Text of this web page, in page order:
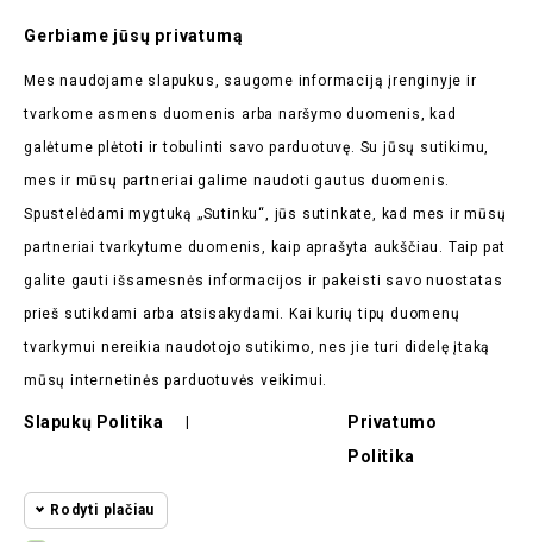
Prenumeruokite Mūsų
Naujienlaiškį
Pirmieji sužinokite apie mūsų naujienas bei taikomas
Parduotuvės Informacija
Prekės
Gerbiame jūsų privatumą
Mes naudojame slapukus, saugome informaciją įrenginyje ir
tvarkome asmens duomenis arba naršymo duomenis, kad
galėtume plėtoti ir tobulinti savo parduotuvę. Su jūsų sutikimu,
mes ir mūsų partneriai galime naudoti gautus duomenis.
Spustelėdami mygtuką „Sutinku“, jūs sutinkate, kad mes ir mūsų
partneriai tvarkytume duomenis, kaip aprašyta aukščiau. Taip pat
galite gauti išsamesnės informacijos ir pakeisti savo nuostatas
prieš sutikdami arba atsisakydami. Kai kurių tipų duomenų
tvarkymui nereikia naudotojo sutikimo, nes jie turi didelę įtaką
mūsų internetinės parduotuvės veikimui.
Slapukų Politika
Privatumo
Politika
Rodyti plačiau